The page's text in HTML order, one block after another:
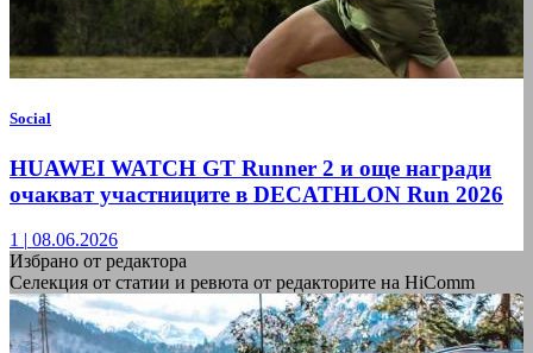
Social
HUAWEI WATCH GT Runner 2 и още награди
очакват участниците в DECATHLON Run 2026
1 | 08.06.2026
Избрано от редактора
Селекция от статии и ревюта от редакторите на HiComm